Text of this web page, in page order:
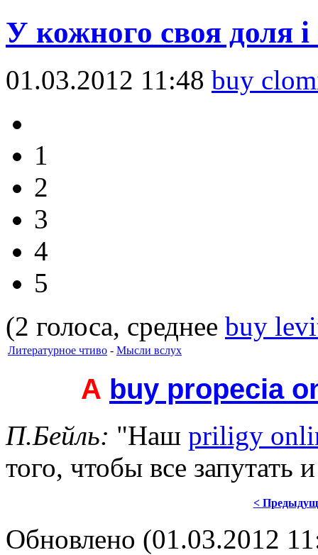
У кожного своя доля
01.03.2012 11:48 buy
1
2
3
4
5
(2 голоса, среднее buy
Литературное чтиво - Мысли вслух
А buy propecia
П.Бейль: "Наш priligy
того, чтобы все запутать
<
Обновлено (01.03.2012